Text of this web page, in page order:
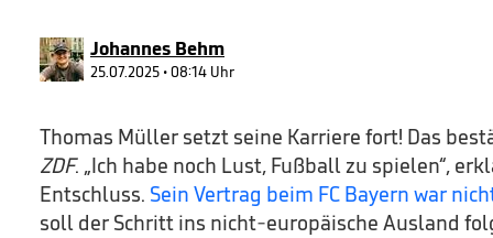
90%
Johannes Behm
25.07.2025 • 08:14 Uhr
Thomas Müller setzt seine Karriere fort! Das
ZDF. „Ich habe noch Lust, Fußball zu spielen“,
Entschluss. Sein Vertrag beim FC Bayern war
soll der Schritt ins nicht-europäische Ausland